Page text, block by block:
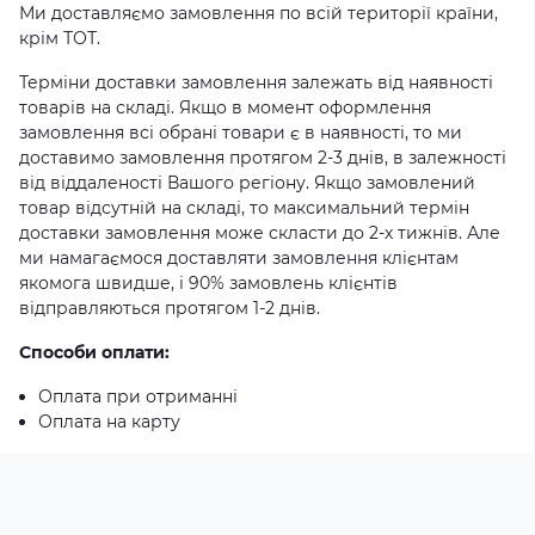
Ми доставляємо замовлення по всій території країни,
крім ТОТ.
Терміни доставки замовлення залежать від наявності
товарів на складі. Якщо в момент оформлення
замовлення всі обрані товари є в наявності, то ми
доставимо замовлення протягом 2-3 днів, в залежності
від віддаленості Вашого регіону. Якщо замовлений
товар відсутній на складі, то максимальний термін
доставки замовлення може скласти до 2-х тижнів. Але
ми намагаємося доставляти замовлення клієнтам
якомога швидше, і 90% замовлень клієнтів
відправляються протягом 1-2 днів.
Способи оплати:
Оплата при отриманні
Оплата на карту